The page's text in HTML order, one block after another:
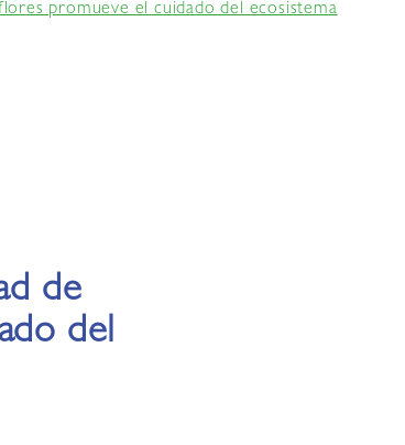
promueve el cuidado del ecosistema
de
del